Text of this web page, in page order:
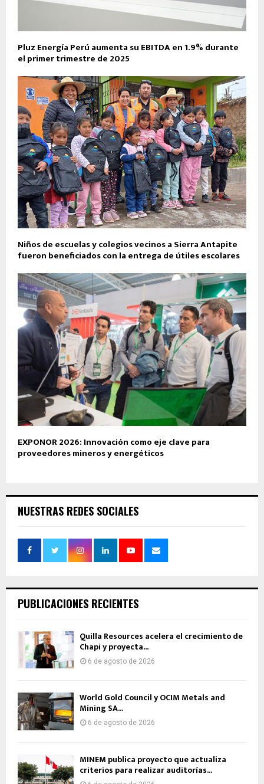
Pluz Energía Perú aumenta su EBITDA en 1.9% durante
el primer trimestre de 2025
Niños de escuelas y colegios vecinos a Sierra Antapite
fueron beneficiados con la entrega de útiles escolares
EXPONOR 2026: Innovación como eje clave para
proveedores mineros y energéticos
NUESTRAS REDES SOCIALES
PUBLICACIONES RECIENTES
Quilla Resources acelera el crecimiento de
Chapi y proyecta...
6 de agosto de 2026
World Gold Council y OCIM Metals and
Mining SA...
6 de agosto de 2026
MINEM publica proyecto que actualiza
criterios para realizar auditorías...